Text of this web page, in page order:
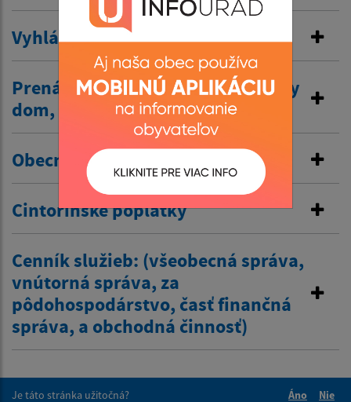
Vyhlásenie v miestnom rozhlase
Prenájom nehnuteľností /kultúrny
dom, …/
Obecné nájomné byty
Cintorínske poplatky
Cenník služieb: (všeobecná správa,
vnútorná správa, za
pôdohospodárstvo, časť finančná
správa, a obchodná činnosť)
Je táto stránka užitočná?
Áno
Nie